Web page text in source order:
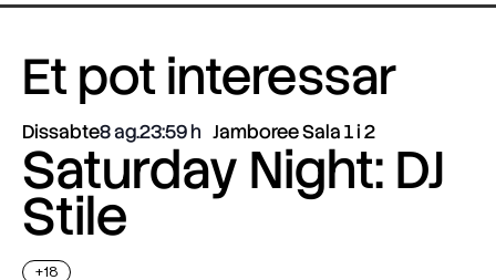
Et pot interessar
Dissabte8 ag.23:59 Jamboree Sala 1 i 2
Saturday Night: DJ
Stile
+18